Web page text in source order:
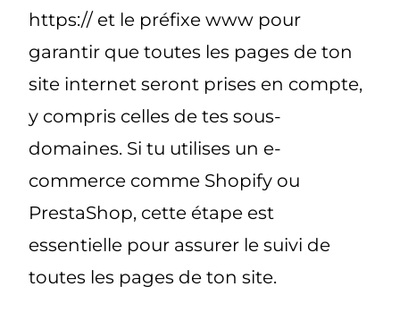
https:// et le préfixe www pour
garantir que toutes les pages de ton
site internet seront prises en compte,
y compris celles de tes sous-
domaines. Si tu utilises un e-
commerce comme Shopify ou
PrestaShop, cette étape est
essentielle pour assurer le suivi de
toutes les pages de ton site.